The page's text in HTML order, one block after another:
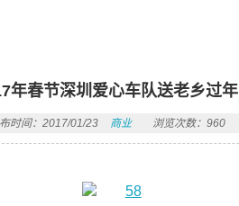
年春节深圳爱心车队送老乡过年
时间：2017/01/23 商业 浏览次数：960